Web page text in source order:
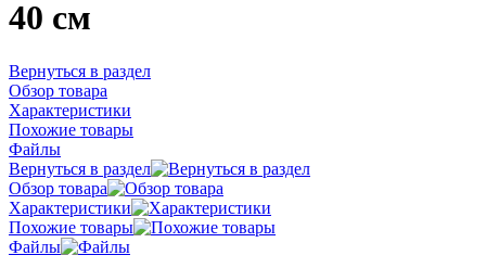
40 см
Вернуться в раздел
Обзор товара
Характеристики
Похожие товары
Файлы
Вернуться в раздел
Обзор товара
Характеристики
Похожие товары
Файлы